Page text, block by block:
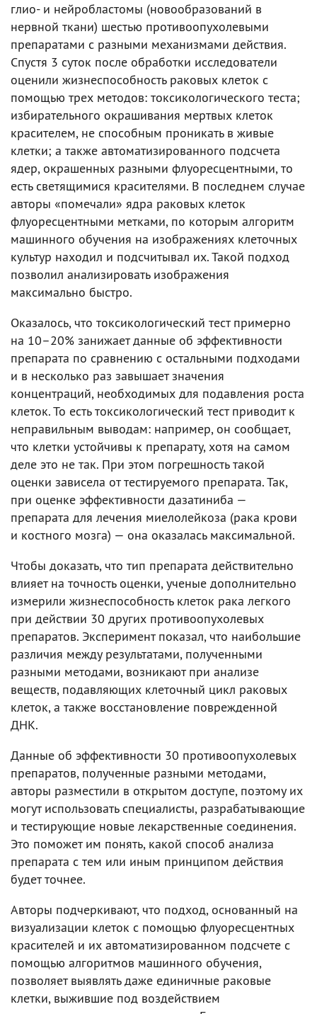
глио- и нейробластомы (новообразований в
нервной ткани) шестью противоопухолевыми
препаратами с разными механизмами действия.
Спустя 3 суток после обработки исследователи
оценили жизнеспособность раковых клеток с
помощью трех методов: токсикологического теста;
избирательного окрашивания мертвых клеток
красителем, не способным проникать в живые
клетки; а также автоматизированного подсчета
ядер, окрашенных разными флуоресцентными, то
есть светящимися красителями. В последнем случае
авторы «помечали» ядра раковых клеток
флуоресцентными метками, по которым алгоритм
машинного обучения на изображениях клеточных
культур находил и подсчитывал их. Такой подход
позволил анализировать изображения
максимально быстро.
Оказалось, что токсикологический тест примерно
на 10–20% занижает данные об эффективности
препарата по сравнению с остальными подходами
и в несколько раз завышает значения
концентраций, необходимых для подавления роста
клеток. То есть токсикологический тест приводит к
неправильным выводам: например, он сообщает,
что клетки устойчивы к препарату, хотя на самом
деле это не так. При этом погрешность такой
оценки зависела от тестируемого препарата. Так,
при оценке эффективности дазатиниба —
препарата для лечения миелолейкоза (рака крови
и костного мозга) — она оказалась максимальной.
Чтобы доказать, что тип препарата действительно
влияет на точность оценки, ученые дополнительно
измерили жизнеспособность клеток рака легкого
при действии 30 других противоопухолевых
препаратов. Эксперимент показал, что наибольшие
различия между результатами, полученными
разными методами, возникают при анализе
веществ, подавляющих клеточный цикл раковых
клеток, а также восстановление поврежденной
ДНК.
Данные об эффективности 30 противоопухолевых
препаратов, полученные разными методами,
авторы разместили в открытом доступе, поэтому их
могут использовать специалисты, разрабатывающие
и тестирующие новые лекарственные соединения.
Это поможет им понять, какой способ анализа
препарата с тем или иным принципом действия
будет точнее.
Авторы подчеркивают, что подход, основанный на
визуализации клеток с помощью флуоресцентных
красителей и их автоматизированном подсчете с
помощью алгоритмов машинного обучения,
позволяет выявлять даже единичные раковые
клетки, выжившие под воздействием